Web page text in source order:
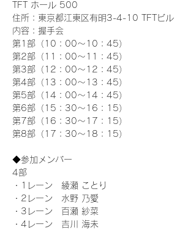
TFT ホール 500
住所：東京都江東区有明3-4-10 TFTビル
内容：握手会
第1部（10：00～10：45）
第2部（11：00～11：45）
第3部（12：00～12：45）
第4部（13：00～13：45）
第5部（14：00～14：45）
第6部（15：30～16：15）
第7部（16：30～17：15）
第8部（17：30～18：15）
◆参加メンバー
4部
・1レーン　綾瀬 ことり
・2レーン　水野 乃愛
・3レーン　百瀬 紗菜
・4レーン　吉川 海未